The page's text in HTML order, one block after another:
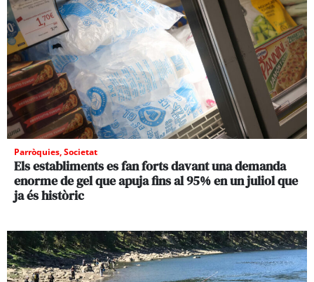
Parròquies,Societat
Els establiments es fan forts davant una demanda
enorme de gel que apuja fins al 95% en un juliol que
ja és històric